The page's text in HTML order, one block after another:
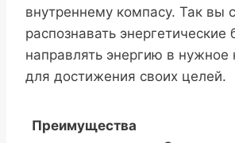
внутреннему компасу. Так вы
распознавать энергетические
направлять энергию в нужное
для достижения своих целей.
Преимущества